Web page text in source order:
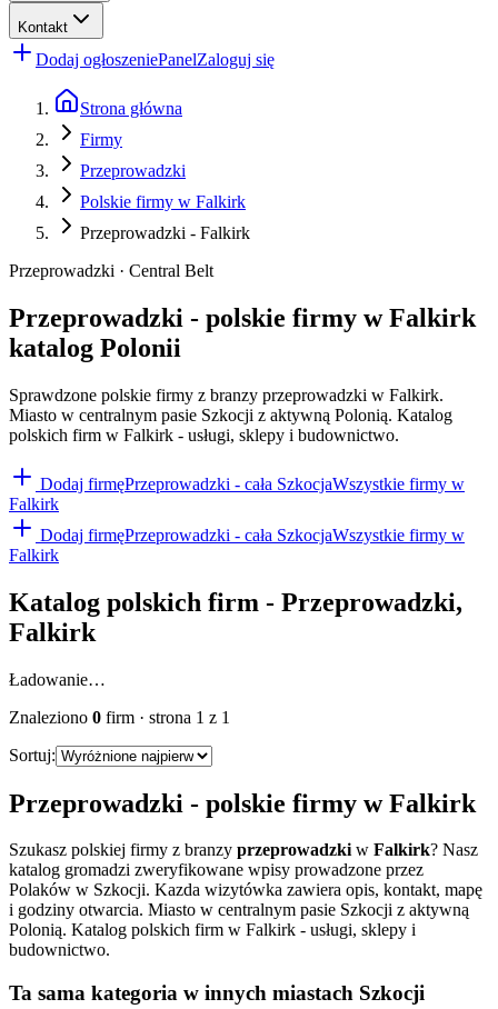
Kontakt
Dodaj ogłoszeniePanelZaloguj się
Strona główna
Firmy
Przeprowadzki
Polskie firmy w Falkirk
Przeprowadzki - Falkirk
Przeprowadzki · Central Belt
Przeprowadzki - polskie firmy w Falkirk
katalog Polonii
Sprawdzone polskie firmy z branzy przeprowadzki w Falkirk.
Miasto w centralnym pasie Szkocji z aktywną Polonią. Katalog
polskich firm w Falkirk - usługi, sklepy i budownictwo.
Dodaj firmęPrzeprowadzki - cała SzkocjaWszystkie firmy w
Falkirk
Dodaj firmęPrzeprowadzki - cała SzkocjaWszystkie firmy w
Falkirk
Katalog polskich firm - Przeprowadzki,
Falkirk
Ładowanie…
Znaleziono 0 firm · strona 1 z 1
Sortuj:
Przeprowadzki - polskie firmy wFalkirk
Szukasz polskiej firmy z branzy przeprowadzkiw Falkirk? Nasz
katalog gromadzi zweryfikowane wpisy prowadzone przez
Polaków w Szkocji. Kazda wizytówka zawiera opis, kontakt, mapę
i godziny otwarcia. Miasto w centralnym pasie Szkocji z aktywną
Polonią. Katalog polskich firm w Falkirk - usługi, sklepy i
budownictwo.
Ta sama kategoria w innych miastach Szkocji